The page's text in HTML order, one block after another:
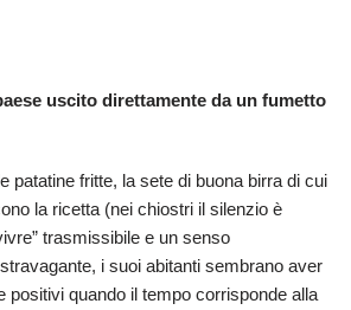
uscito direttamente da un fumetto
patatine fritte, la sete di buona birra di cui
la ricetta (nei chiostri il silenzio è
trasmissibile e un senso
stravagante, i suoi abitanti sembrano aver
positivi quando il tempo corrisponde alla